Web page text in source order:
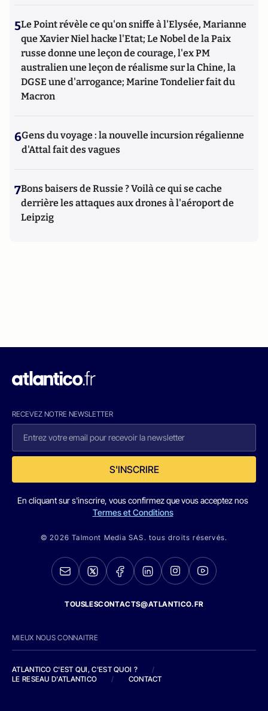
5Le Point révèle ce qu'on sniffe à l'Elysée, Marianne
que Xavier Niel hacke l'Etat; Le Nobel de la Paix
russe donne une leçon de courage, l'ex PM
australien une leçon de réalisme sur la Chine, la
DGSE une d'arrogance; Marine Tondelier fait du
Macron
6Gens du voyage : la nouvelle incursion régalienne
d'Attal fait des vagues
7Bons baisers de Russie ? Voilà ce qui se cache
derrière les attaques aux drones à l'aéroport de
Leipzig
RECEVEZ NOTRE NEWSLETTER
S'INSCRIRE
En cliquant sur s'inscrire, vous confirmez que vous acceptez nos
Termes et Conditions
© 2026 Talmont Media SAS. tous droits réservés.
TOUSLESCONTACTS@ATLANTICO.FR
MIEUX NOUS CONNAITRE
ATLANTICO C'EST QUI, C'EST QUOI ?
/
LE RESEAU D'ATLANTICO
/ CONTACT